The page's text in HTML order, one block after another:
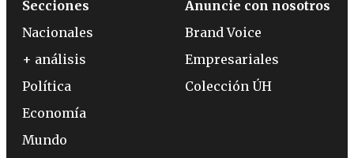
Secciones
Nacionales
+ análisis
Política
Economía
Mundo
Anuncie con nosotros
Brand Voice
Empresariales
Colección ÚH